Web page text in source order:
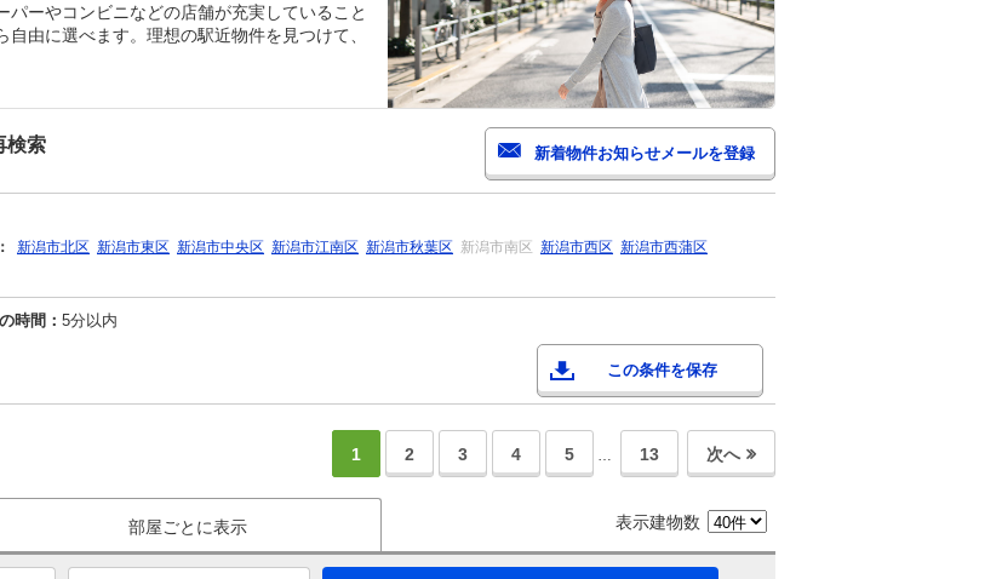
ーやコンビニなどの店舗が充実していること
由に選べます。理想の駅近物件を見つけて、
検索
新潟市北区 新潟市東区 新潟市中央区 新潟市江南区 新潟市秋葉区 新潟市南区 新潟市西区 新潟市西蒲区
時間： 5分以内
この条件を保存
1 2 3 4 5 … 13 次へ
部屋ごとに表示 表示建物数